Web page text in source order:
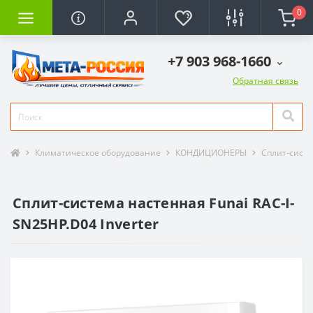
0
+7 903 968-1660
Обратная связь
Климатическое оборудование КОНДИЦИОНЕРЫ Сплит-
Сплит-система настенная Funai RAC-I-
SN25HP.D04 Inverter